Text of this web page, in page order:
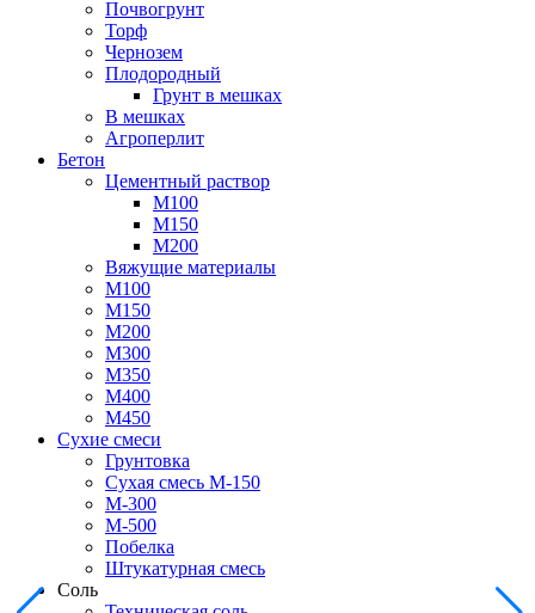
Почвогрунт
Торф
Чернозем
Плодородный
Грунт в мешках
В мешках
Агроперлит
Бетон
Цементный раствор
М100
М150
М200
Вяжущие материалы
М100
М150
М200
М300
М350
М400
М450
Сухие смеси
Грунтовка
Сухая смесь М-150
М-300
М-500
Побелка
Штукатурная смесь
Соль